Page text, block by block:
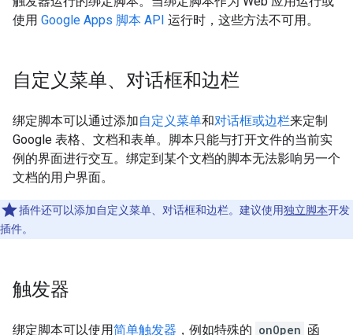
使用 Google Apps 脚本 API 运行时，这些方法不可用。
自定义菜单、对话框和边栏
绑定脚本可以通过添加自定义菜单和对话框或边栏来定制
Google 表格、文档和表单。脚本只能与打开文件的当前实
例的界面进行交互。绑定到某个文档的脚本无法影响另一个
文档的用户界面。
插件还可以添加自定义菜单、对话框和边栏。建议使用独立脚本开发
插件。
触发器
绑定脚本可以使用简单触发器 ，例如特殊的 onOpen 函